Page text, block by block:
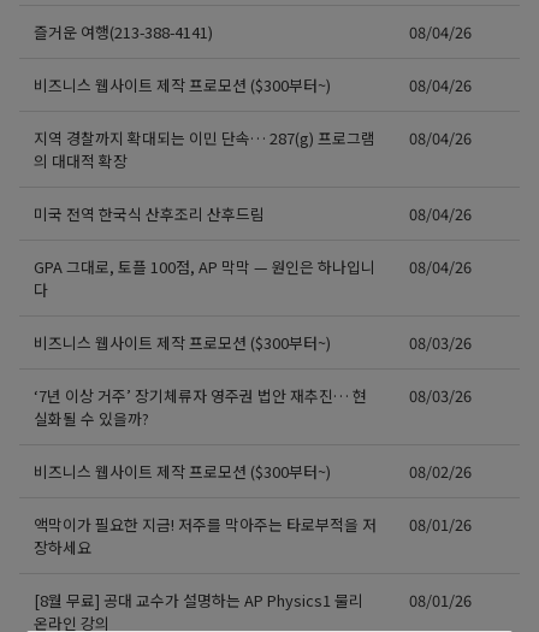
즐거운 여행(213-388-4141) 08/04/26
비즈니스 웹사이트 제작 프로모션 ($300부터~) 08/04/26
지역 경찰까지 확대되는 이민 단속… 287(g) 프로그램
의 대대적 확장
08/04/26
미국 전역 한국식 산후조리 산후드림 08/04/26
GPA 그대로, 토플 100점, AP 막막 — 원인은 하나입니
다
08/04/26
비즈니스 웹사이트 제작 프로모션 ($300부터~) 08/03/26
‘7년 이상 거주’ 장기체류자 영주권 법안 재추진… 현
실화될 수 있을까?
08/03/26
비즈니스 웹사이트 제작 프로모션 ($300부터~) 08/02/26
액막이가 필요한 지금! 저주를 막아주는 타로부적을 저
장하세요
08/01/26
[8월 무료] 공대 교수가 설명하는 AP Physics1 물리
온라인 강의
08/01/26